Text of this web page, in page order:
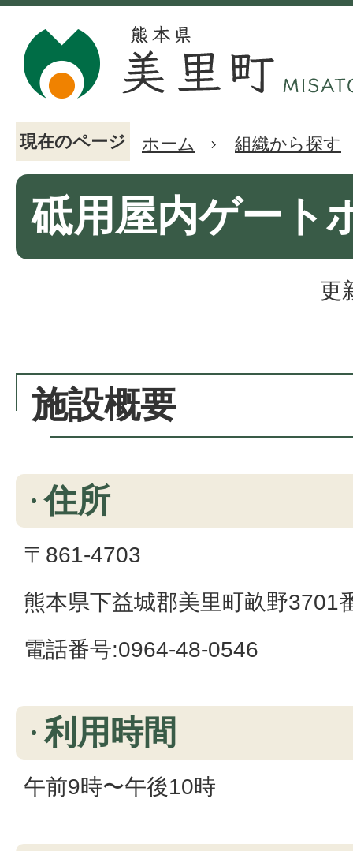
現在のページ ホーム 組織から探す
砥用屋内ゲート
更
施設概要
住所
〒861-4703
熊本県下益城郡美里町畝野3701
電話番号:0964-48-0546
利用時間
午前9時〜午後10時